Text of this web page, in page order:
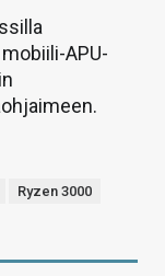
APU-
Ryzen 3000